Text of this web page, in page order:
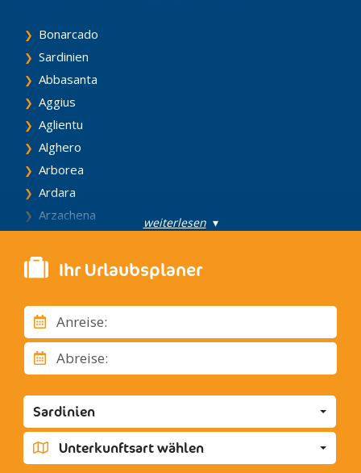
Bonarcado
Sardinien
Abbasanta
Aggius
Aglientu
Alghero
Arborea
Ardara
Arzachena
Barumini
Benetutti
Bonorva
Bosa
Budoni
Cagliari
Calasetta
Carbonia
Carloforte
Castelsardo
weiterlesen▾
Ihr Urlaubsplaner
Anreise:
Abreise:
Sardinien
Unterkunftsart wählen